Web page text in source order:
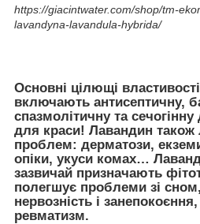
https://giacintwater.com/shop/tm-
lavandyna-lavandula-hybrida/
Основні цілющі
включають антисептичну,
спазмолітичну та
для краси! Лавандин також
проблем: дерматози,
опіки, укуси комах…
зазвичай призначають
полегшує проблеми зі
нервозність і
ревматизм.